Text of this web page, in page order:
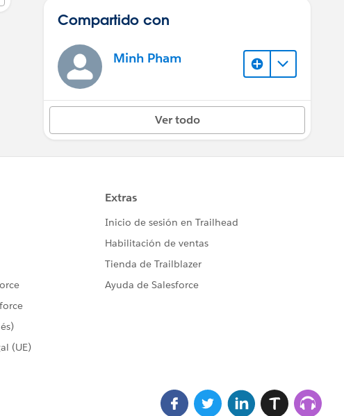
Compartido con
Minh Pham
Ver todo